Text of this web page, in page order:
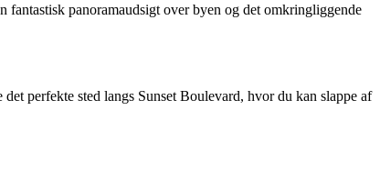
fantastisk panoramaudsigt over byen og det omkringliggende
perfekte sted langs Sunset Boulevard, hvor du kan slappe af